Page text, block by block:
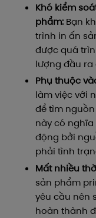
Khó kiểm
phẩm: Bạn
trình in ấn
được quá
lượng đầu ra
Phụ thuộc
làm việc với
để tìm
này có nghĩa
động bởi
phải tình
Mất nhiều
sản phẩm
yêu cầu nên
hoàn thành